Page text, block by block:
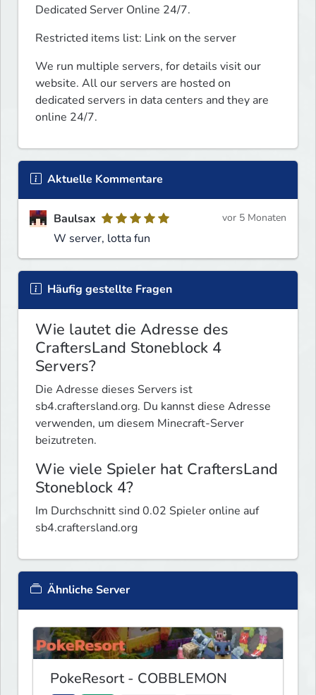
Dedicated Server Online 24/7.
Restricted items list: Link on the server
We run multiple servers, for details visit our
website. All our servers are hosted on
dedicated servers in data centers and they are
online 24/7.
Aktuelle Kommentare
Baulsax
W server, lotta fun
vor 5 Monaten
Häufig gestellte Fragen
Wie lautet die Adresse des
CraftersLand Stoneblock 4
Servers?
Die Adresse dieses Servers ist
sb4.craftersland.org. Du kannst diese Adresse
verwenden, um diesem Minecraft-Server
beizutreten.
Wie viele Spieler hat CraftersLand
Stoneblock 4?
Im Durchschnitt sind 0.02 Spieler online auf
sb4.craftersland.org
Ähnliche Server
PokeResort - COBBLEMON